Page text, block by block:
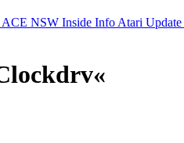
ACE NSW Inside Info Atari Update